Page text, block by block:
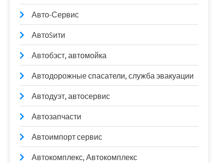
Авто-Сервис
АвтоSити
Автобэст, автомойка
Автодорожные спасатели, служба эвакуации
Автодуэт, автосервис
Автозапчасти
Автоимпорт сервис
Автокомплекс, Автокомплекс